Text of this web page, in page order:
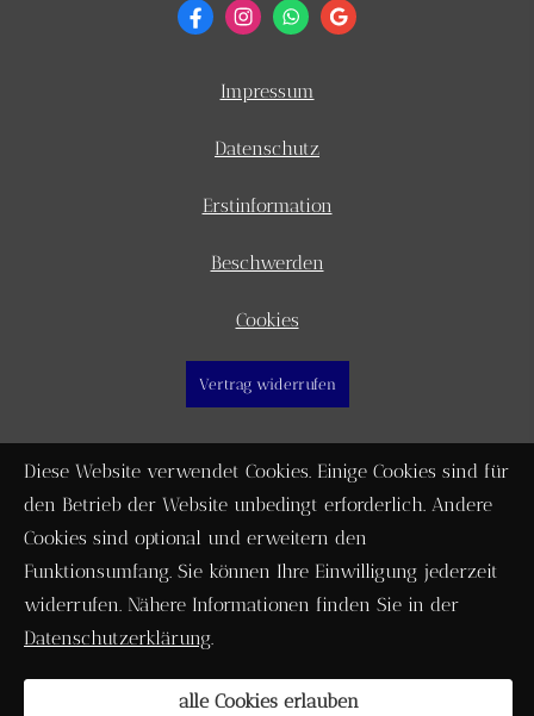
Impressum
Datenschutz
Erstinformation
Beschwerden
Cookies
Vertrag widerrufen
Diese Website verwendet Cookies. Einige Cookies sind für
den Betrieb der Website unbedingt erforderlich. Andere
Cookies sind optional und erweitern den
Funktionsumfang. Sie können Ihre Einwilligung jederzeit
widerrufen. Nähere Informationen finden Sie in der
Datenschutzerklärung.
alle Cookies erlauben